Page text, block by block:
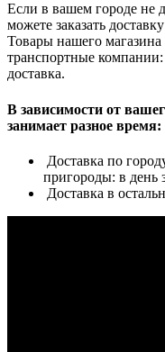
Если в вашем городе не
можете заказать
Товары нашего
транспортные
доставка.
В зависимости от
занимает разное время:
Доставка по
пригороды: в день
Доставка в